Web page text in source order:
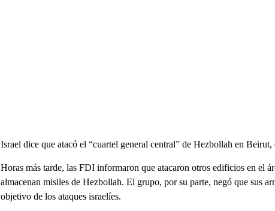
Israel dice que atacó el “cuartel general central” de Hezbollah en
Horas más tarde, las FDI informaron que atacaron otros edificios en el
almacenan misiles de Hezbollah. El grupo, por su parte, negó que sus
objetivo de los ataques israelíes.